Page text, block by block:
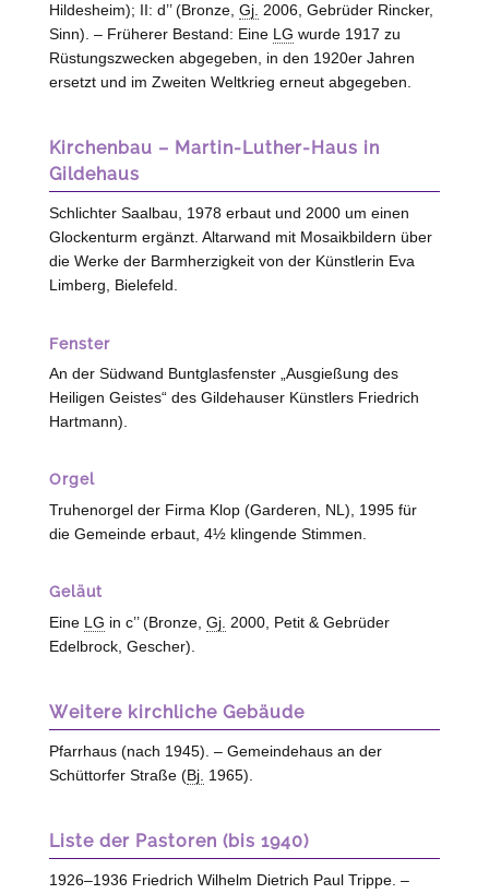
Hildesheim); II: d’’ (Bronze, Gj. 2006, Gebrüder Rincker,
Sinn). – Früherer Bestand: Eine LG wurde 1917 zu
Rüstungszwecken abgegeben, in den 1920er Jahren
ersetzt und im Zweiten Weltkrieg erneut abgegeben.
Kirchenbau – Martin-Luther-Haus in
Gildehaus
Schlichter Saalbau, 1978 erbaut und 2000 um einen
Glockenturm ergänzt. Altarwand mit Mosaikbildern über
die Werke der Barmherzigkeit von der Künstlerin Eva
Limberg, Bielefeld.
Fenster
An der Südwand Buntglasfenster „Ausgießung des
Heiligen Geistes“ des Gildehauser Künstlers Friedrich
Hartmann).
Orgel
Truhenorgel der Firma Klop (Garderen, NL ), 1995 für
die Gemeinde erbaut, 4½ klingende Stimmen.
Geläut
Eine LG in c’’ (Bronze, Gj. 2000, Petit & Gebrüder
Edelbrock, Gescher).
Weitere kirchliche Gebäude
Pfarrhaus (nach 1945). – Gemeindehaus an der
Schüttorfer Straße (Bj. 1965).
Liste der Pastoren (bis 1940)
1926–1936 Friedrich Wilhelm Dietrich Paul Trippe. –